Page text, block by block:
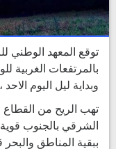
توقع المعهد الوطني
بالمرتفعات الغربية
وبداية ليل اليوم
تهب الريح من
الشرقي بالجنوب
ببقية المناطق